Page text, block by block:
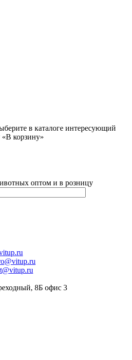
в каталоге интересующий
корзину»
оптом и в розницу
8Б офис 3